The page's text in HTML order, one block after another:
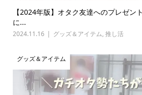
【2024年版】オタク友達へのプレゼン
に...
2024.11.16 グッズ＆アイテム, 推し活
グッズ＆アイテム